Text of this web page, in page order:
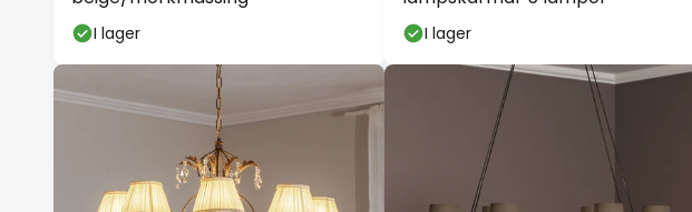
I lager I lager